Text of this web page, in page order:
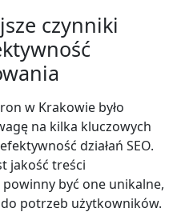
czynniki
w Krakowie było
na kilka kluczowych
działań SEO.
jakość treści
być one unikalne,
potrzeb użytkowników.